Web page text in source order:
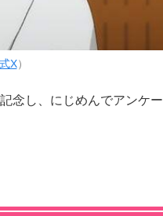
X）
念し、にじめんでアンケー